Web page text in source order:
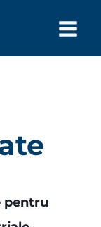
pentru